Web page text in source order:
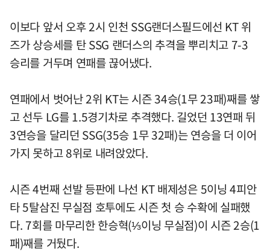
이보다 앞서 오후 2시 인천 SSG랜더스필드에선 KT 위
즈가 상승세를 탄 SSG 랜더스의 추격을 뿌리치고 7-3
승리를 거두며 연패를 끊어냈다.
연패에서 벗어난 2위 KT는 시즌 34승(1무 23패)째를 쌓
고 선두 LG를 1.5경기차로 추격했다. 길었던 13연패 뒤
3연승을 달리던 SSG(35승 1무 32패)는 연승을 더 이어
가지 못하고 8위로 내려앉았다.
시즌 4번째 선발 등판에 나선 KT 배제성은 5이닝 4피안
타 5탈삼진 무실점 호투에도 시즌 첫 승 수확에 실패했
다. 7회를 마무리한 한승혁(⅓이닝 무실점)이 시즌 2승(1
패)째를 거뒀다.